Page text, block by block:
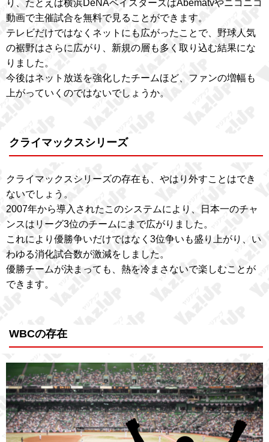
り、たとえば横浜DeNAベイスターズはAbematvやニコニコ
動画で主催試合を無料で見ることができます。
テレビだけではなくネットにも広がったことで、野球人気
の裾野はさらに広がり、新規の層も多く取り込む結果にな
りました。
今後はネット放送を強化したチームほど、ファンの増幅も
上がっていくのではないでしょうか。
クライマックスシリーズ
クライマックスシリーズの存在も、やはり外すことはでき
ないでしょう。
2007年から導入されたこのシステムにより、日本一のチャ
ンスはリーグ3位のチームにまで広がりました。
これにより優勝争いだけではなく3位争いも盛り上がり、い
わゆる消化試合数が激減をしました。
優勝チームが決まっても、熱を冷まさないで楽しむことが
できます。
WBCの存在